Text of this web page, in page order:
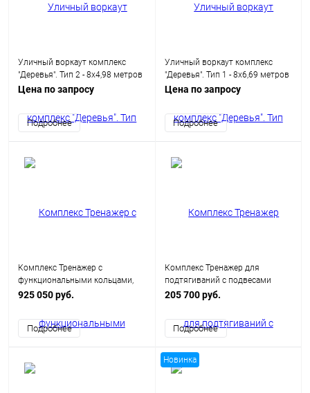
Уличный воркаут комплекс
"Деревья". Тип 2 - 8х4,98 метров
(40 кв.м.)
Цена по запросу
Подробнее
Уличный воркаут комплекс
"Деревья". Тип 1 - 8х6,69 метров
(53,5 кв.м.)
Цена по запросу
Подробнее
Комплекс Тренажер с
функциональными кольцами,
сетью и гирями
925 050 руб.
Подробнее
Комплекс Тренажер для
подтягиваний с подвесами
205 700 руб.
Подробнее
Новинка